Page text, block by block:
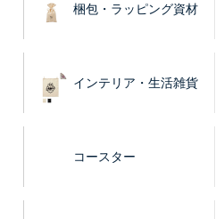
梱包・ラッピング資材
インテリア・生活雑貨
コースター